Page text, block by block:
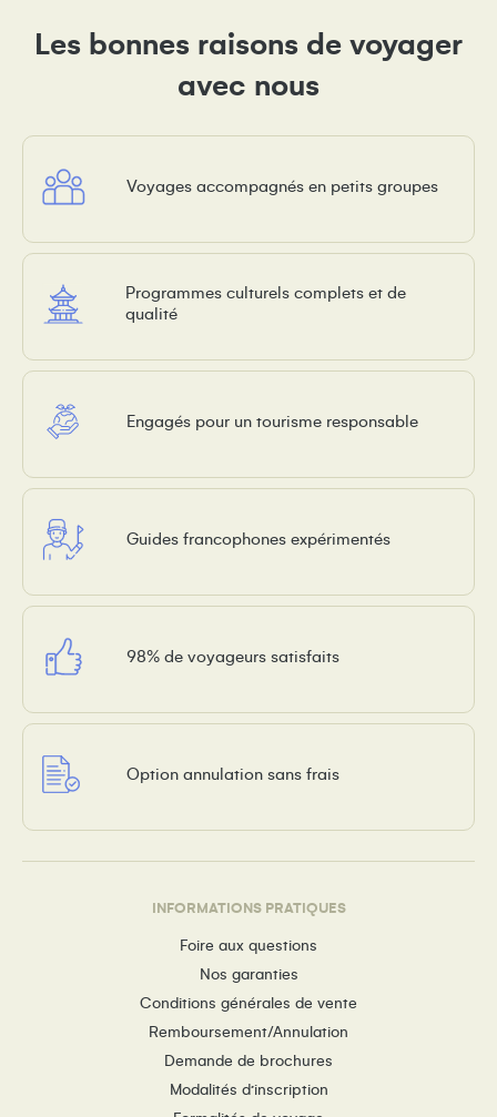
Les bonnes raisons de voyager
avec nous
Voyages accompagnés en petits groupes
Programmes culturels complets et de
qualité
Engagés pour un tourisme responsable
Guides francophones expérimentés
98% de voyageurs satisfaits
Option annulation sans frais
INFORMATIONS PRATIQUES
Foire aux questions
Nos garanties
Conditions générales de vente
Remboursement/Annulation
Demande de brochures
Modalités d’inscription